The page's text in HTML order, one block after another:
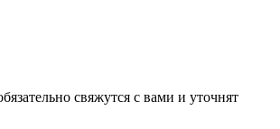
свяжутся с вами и уточнят